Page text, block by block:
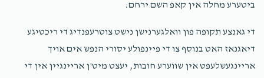
ביטערע מחלה אין קאפ השם ירחם.
די גאנצע תקופה פון וואלגערנישן נישט צוטרעפנדיג די ריכטיגע
דיאגנאז האט בנוסף צו די פיינפולע יסורי הנפש אים אויך
אריינגעשלעפט אין שווערע חובות, יעצט מיט'ן אריינגיין אין די